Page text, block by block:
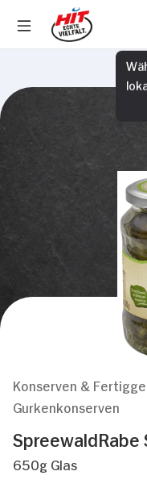
Konserven &
Gurkenkonserven
SpreewaldRabe
650g Glas